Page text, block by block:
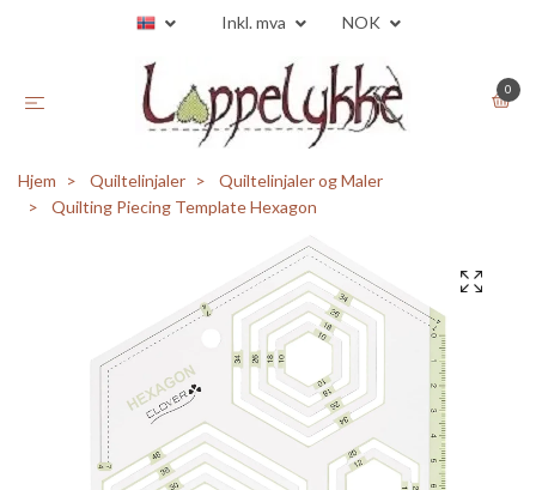
Inkl. mva NOK
0
Hjem Quiltelinjaler
Quiltelinjaler og Maler
Quilting Piecing Template Hexagon